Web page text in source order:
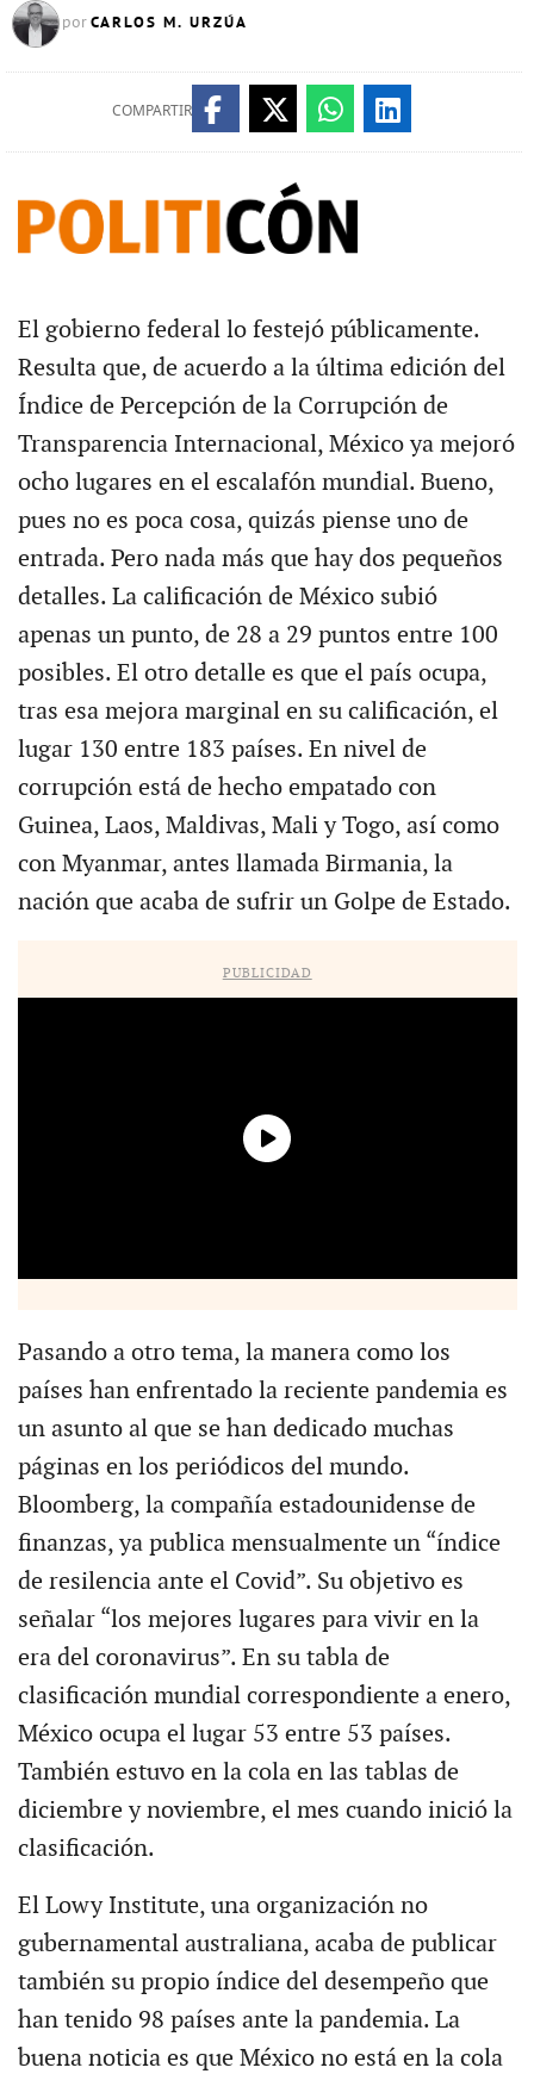
por CARLOS M. URZÚA
COMPARTIR
El gobierno federal lo festejó públicamente.
Resulta que, de acuerdo a la última edición del
Índice de Percepción de la Corrupción de
Transparencia Internacional, México ya mejoró
ocho lugares en el escalafón mundial. Bueno,
pues no es poca cosa, quizás piense uno de
entrada. Pero nada más que hay dos pequeños
detalles. La calificación de México subió
apenas un punto, de 28 a 29 puntos entre 100
posibles. El otro detalle es que el país ocupa,
tras esa mejora marginal en su calificación, el
lugar 130 entre 183 países. En nivel de
corrupción está de hecho empatado con
Guinea, Laos, Maldivas, Mali y Togo, así como
con Myanmar, antes llamada Birmania, la
nación que acaba de sufrir un Golpe de Estado.
PUBLICIDAD
Pasando a otro tema, la manera como los
países han enfrentado la reciente pandemia es
un asunto al que se han dedicado muchas
páginas en los periódicos del mundo.
Bloomberg, la compañía estadounidense de
finanzas, ya publica mensualmente un “índice
de resilencia ante el Covid”. Su objetivo es
señalar “los mejores lugares para vivir en la
era del coronavirus”. En su tabla de
clasificación mundial correspondiente a enero,
México ocupa el lugar 53 entre 53 países.
También estuvo en la cola en las tablas de
diciembre y noviembre, el mes cuando inició la
clasificación.
El Lowy Institute, una organización no
gubernamental australiana, acaba de publicar
también su propio índice del desempeño que
han tenido 98 países ante la pandemia. La
buena noticia es que México no está en la cola